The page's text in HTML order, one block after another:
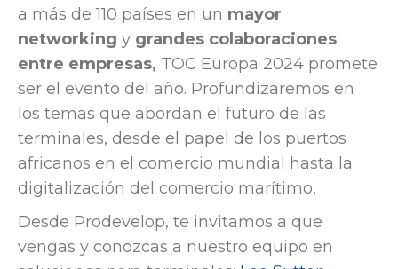
a más de 110 países en un mayor
networking y grandes colaboraciones
entre empresas, TOC Europa 2024 promete
ser el evento del año. Profundizaremos en
los temas que abordan el futuro de las
terminales, desde el papel de los puertos
africanos en el comercio mundial hasta la
digitalización del comercio marítimo,
Desde Prodevelop, te invitamos a que
vengas y conozcas a nuestro equipo en